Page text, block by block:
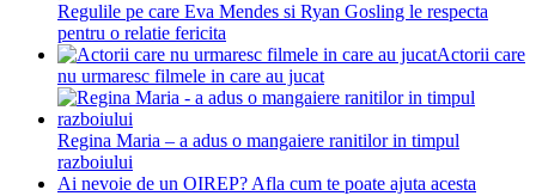
Regulile pe care Eva Mendes si Ryan Gosling le respecta
pentru o relatie fericita
Actorii care
nu urmaresc filmele in care au jucat
Regina Maria – a adus o mangaiere ranitilor in timpul
razboiului
Ai nevoie de un OIREP? Afla cum te poate ajuta acesta